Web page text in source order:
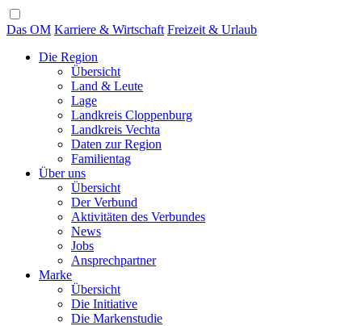
Das OM Karriere & Wirtschaft Freizeit & Urlaub
Die Region
Übersicht
Land & Leute
Lage
Landkreis Cloppenburg
Landkreis Vechta
Daten zur Region
Familientag
Über uns
Übersicht
Der Verbund
Aktivitäten des Verbundes
News
Jobs
Ansprechpartner
Marke
Übersicht
Die Initiative
Die Markenstudie